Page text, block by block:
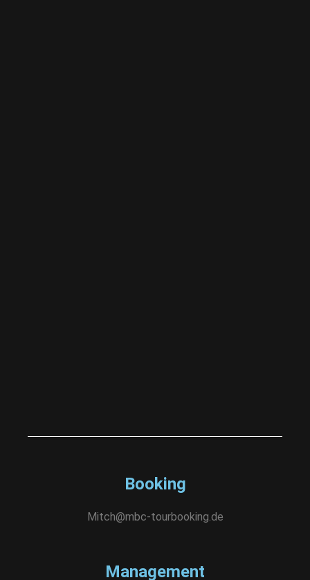
Booking
Mitch@mbc-tourbooking.de
Management